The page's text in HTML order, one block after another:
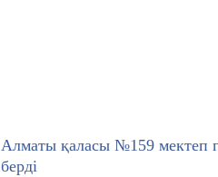
Алматы қаласы №159 мектеп
берді